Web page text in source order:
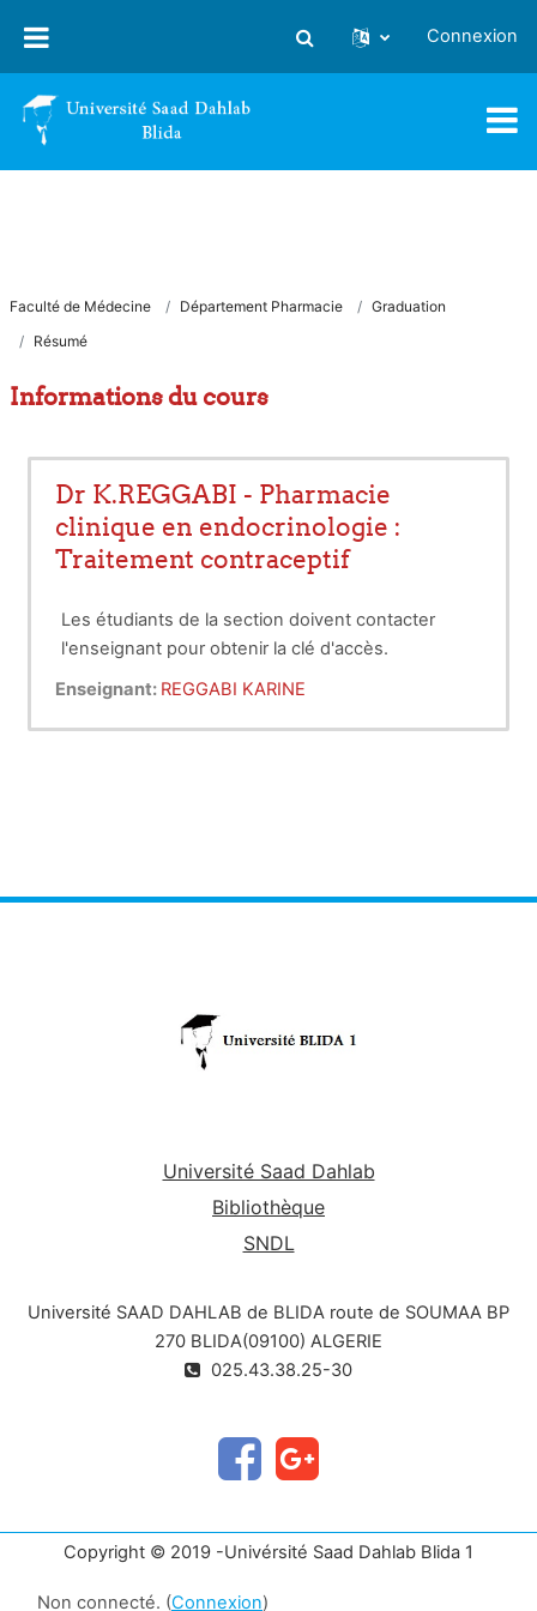
Activer/désactiver la saisie
Connexion
Faculté de Médecine Département Pharmacie
Graduation
Résumé
Informations du cours
Dr K.REGGABI - Pharmacie
clinique en endocrinologie :
Traitement contraceptif
Les étudiants de la section doivent contacter
l'enseignant pour obtenir la clé d'accès.
Enseignant: REGGABI KARINE
Université Saad Dahlab
Bibliothèque
SNDL
Université SAAD DAHLAB de BLIDA route de SOUMAA BP
270 BLIDA(09100) ALGERIE
025.43.38.25-30
Copyright © 2019 -Univérsité Saad Dahlab Blida 1
Non connecté. (Connexion)